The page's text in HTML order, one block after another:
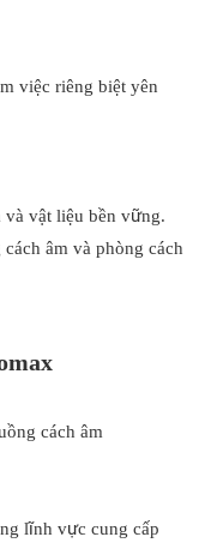
việc riêng biệt yên
vật liệu bền vững.
cách âm
lĩnh vực cung cấp